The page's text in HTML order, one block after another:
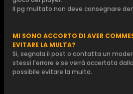
Il pg multato non deve consegnare
MI SONO ACCORTO DI AVER
EVITARE LA MULTA?
Si, segnala il post o contatta un
stessi l'errore e se verrà accertata
possibile evitare la multa.